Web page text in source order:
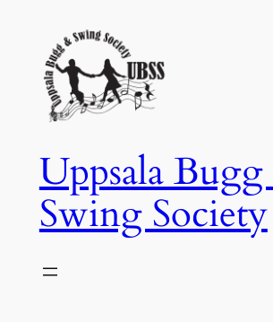
innehåll
Uppsala
Swing Society